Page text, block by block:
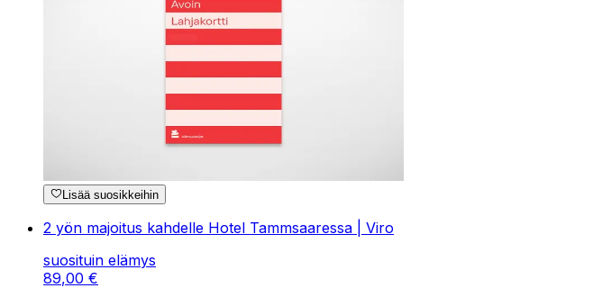
Lisää suosikkeihin
2 yön majoitus kahdelle Hotel Tammsaaressa | Viro
suosituin elämys
89,00 €